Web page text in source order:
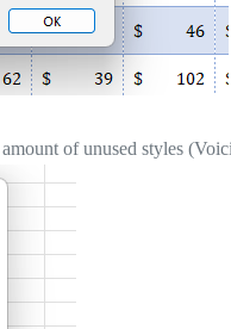
of unused styles